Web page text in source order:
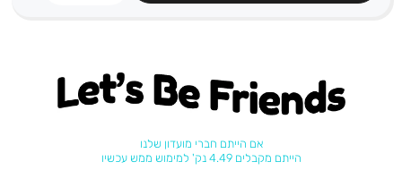
Let's be friends
אם הייתם חברי מועדון שלנו
הייתם מקבלים 4.49 נק' למימוש ממש עכשיו